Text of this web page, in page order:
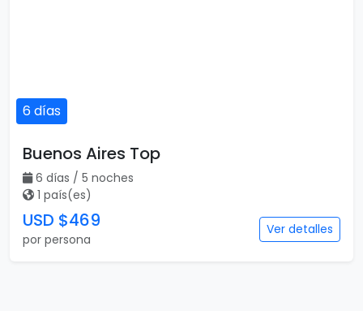
6 días
Buenos Aires Top
6 días / 5 noches
1 país(es)
USD $469
por persona
Ver detalles